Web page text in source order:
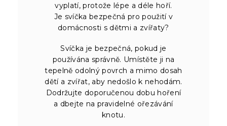
vyplatí, protože lépe a déle hoří.
Je svíčka bezpečná pro použití v
domácnosti s dětmi a zvířaty?
Svíčka je bezpečná, pokud je
používána správně. Umístěte ji na
tepelně odolný povrch a mimo dosah
dětí a zvířat, aby nedošlo k nehodám.
Dodržujte doporučenou dobu hoření
a dbejte na pravidelné ořezávání
knotu.